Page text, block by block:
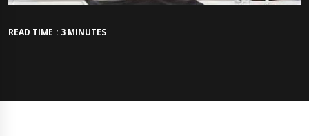
READ TIME : 3 MINUTES